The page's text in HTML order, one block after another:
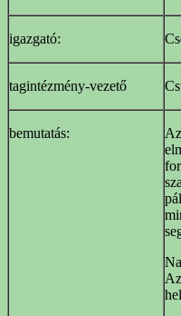
igazgató:
tagintézmény-vezető
bemutatás: